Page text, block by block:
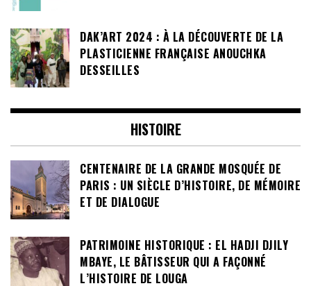
DAK’ART 2024 : À LA DÉCOUVERTE DE LA
PLASTICIENNE FRANÇAISE ANOUCHKA
DESSEILLES
HISTOIRE
CENTENAIRE DE LA GRANDE MOSQUÉE DE
PARIS : UN SIÈCLE D’HISTOIRE, DE MÉMOIRE
ET DE DIALOGUE
PATRIMOINE HISTORIQUE : EL HADJI DJILY
MBAYE, LE BÂTISSEUR QUI A FAÇONNÉ
L’HISTOIRE DE LOUGA